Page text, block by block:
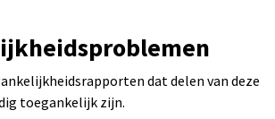
dat delen van deze
toegankelijk zijn.